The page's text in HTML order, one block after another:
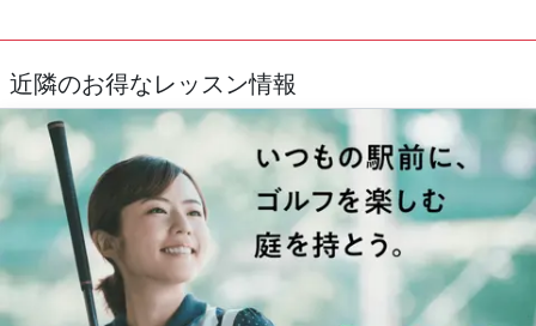
近隣のお得なレッスン情報